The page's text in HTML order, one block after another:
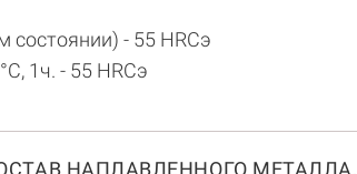
состоянии) - 55 HRCэ
1ч. - 55 HRCэ
НАПЛАВЛЕННОГО МЕТАЛЛА,